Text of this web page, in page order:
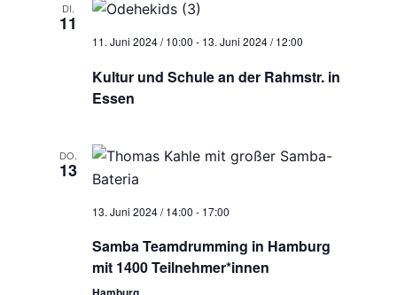
DI.
11
11. Juni 2024 / 10:00 - 13. Juni 2024 / 12:00
Kultur und Schule an der Rahmstr. in
Essen
DO.
13
13. Juni 2024 / 14:00 - 17:00
Samba Teamdrumming in Hamburg
mit 1400 Teilnehmer*innen